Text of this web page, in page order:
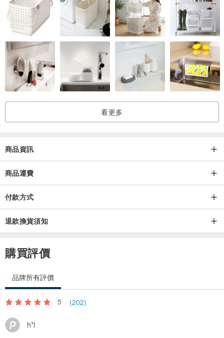
瓶型[平平安安]
材質：豆青種緬甸玉
尺寸：1.4x0.6x1.6公分 (包含銀白K墜頭2.1公分)
製作方式：100% 手工雕刻創作
數量： 僅此一件！
包裝內容含：
◆ 作品包裝袋
◈本商品不含鍊，購買此商品可點選連結加購16英吋(約40.5公分)
925銀鍊一條◈
www.pinkoi.com/product/xD5LVztg
注意事項
※因各種營幕顯示器所呈現的商品照可能會產生色差，商品顏色請以實
※每件作品皆手工雕刻大小也都不盡相同，天然玉礦石有其自然的紋路
品及色澤皆略有不同獨一無二，以收到的實品品項為準。
看更多
商品資訊
商品運費
付款方式
退款換貨須知
購買評價
品牌所有評價
5 (202)
h*l